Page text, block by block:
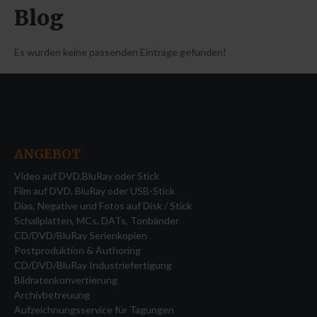
Herstellung von 360° Videos für die Immobilienbranche u.a.
CD/DVD/BD Druckvorlagen
Benutzername
Passwort
Automatische Erinnerung
ANMELDEN
Blog
Es wurden keine passenden Einträge gefunden!
ANGEBOT
Video auf DVD,BluRay oder Stick
Film auf DVD, BluRay oder USB-Stick
Dias, Negative und Fotos auf Disk / Stick
Schallplatten, MCs, DATs, Tonbänder
CD/DVD/BluRay Serienkopien
Postproduktion & Authoring
CD/DVD/BluRay Industriefertigung
Bildratenkonvertierung
Archivbetreuung
Aufzeichnungsservice für Tagungen